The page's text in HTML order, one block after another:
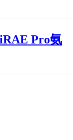
Pro氨